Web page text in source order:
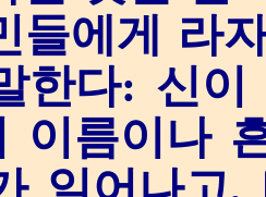
들에게 라
한다: 신이
이름이나